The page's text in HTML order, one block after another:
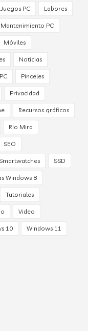
Juegos PC Labores
Mantenimiento PC
Móviles
Noticias
Pinceles
Privacidad
Recursos gráficos
Rio Mira
SEO
SSD
Windows 8
Tutoriales
Video
10 Windows 11